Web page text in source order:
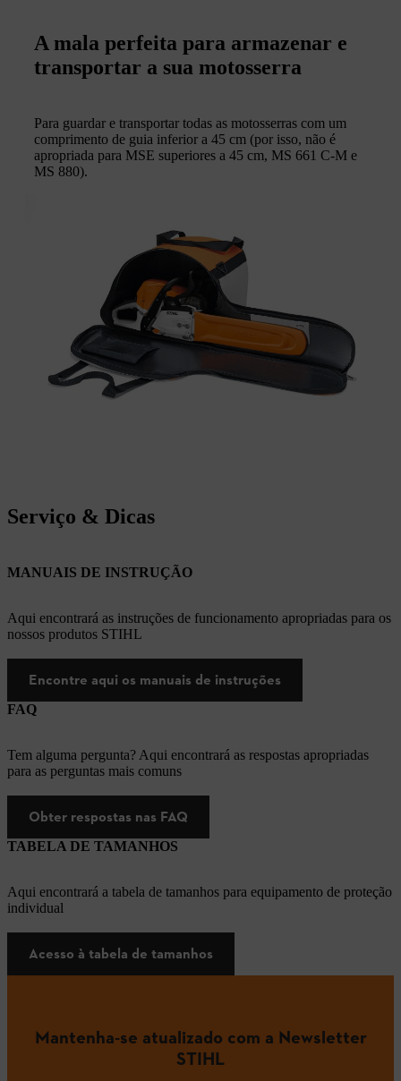
A mala perfeita para armazenar e
transportar a sua motosserra
Para guardar e transportar todas as motosserras com um
comprimento de guia inferior a 45 cm (por isso, não é
apropriada para MSE superiores a 45 cm, MS 661 C-M e
MS 880).
Serviço & Dicas
MANUAIS DE INSTRUÇÃO
Aqui encontrará as instruções de funcionamento apropriadas para os
nossos produtos STIHL
Encontre aqui os manuais de instruções
FAQ
Tem alguma pergunta? Aqui encontrará as respostas apropriadas
para as perguntas mais comuns
Obter respostas nas FAQ
TABELA DE TAMANHOS
Aqui encontrará a tabela de tamanhos para equipamento de proteção
individual
Acesso à tabela de tamanhos
Mantenha-se atualizado com a Newsletter
STIHL